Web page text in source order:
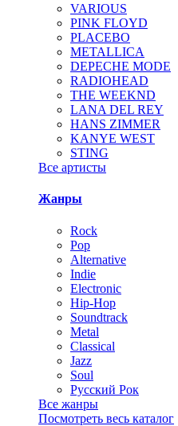
VARIOUS
PINK FLOYD
PLACEBO
METALLICA
DEPECHE MODE
RADIOHEAD
THE WEEKND
LANA DEL REY
HANS ZIMMER
KANYE WEST
STING
Все артисты
Жанры
Rock
Pop
Alternative
Indie
Electronic
Hip-Hop
Soundtrack
Metal
Classical
Jazz
Soul
Русский Рок
Все жанры
Посмотреть весь каталог